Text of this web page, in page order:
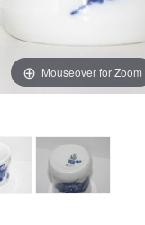
Mouseover for Zoom